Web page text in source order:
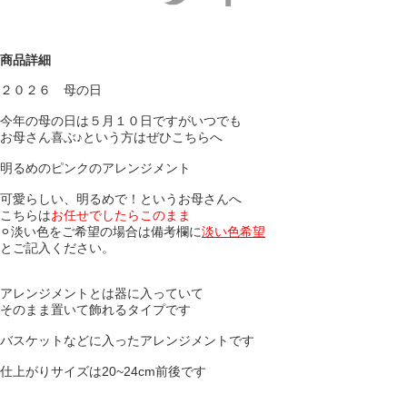
商品詳細
２０２６ 母の日
今年の母の日は５月１０日ですがいつでも
お母さん喜ぶ♪という方はぜひこちらへ
明るめのピンクのアレンジメント
可愛らしい、明るめで！というお母さんへ
こちらはお任せでしたらこのまま
⚪︎淡い色をご希望の場合は備考欄に淡い色希望
とご記入ください。
アレンジメントとは器に入っていて
そのまま置いて飾れるタイプです
バスケットなどに入ったアレンジメントです
仕上がりサイズは20~24cm前後です